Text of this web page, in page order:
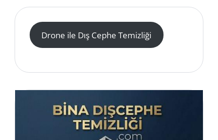
Drone ile Dış Cephe Temizliği